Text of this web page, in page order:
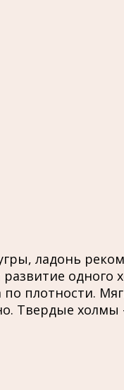
ладонь
по плотности.
Твердые холмы